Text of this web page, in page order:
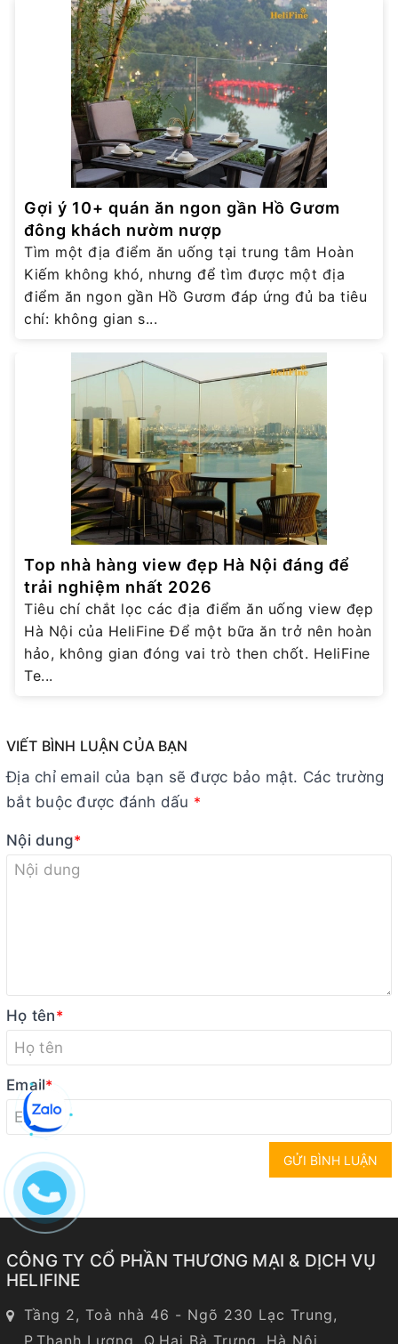
Gợi ý 10+ quán ăn ngon gần Hồ Gươm
đông khách nườm nượp
Tìm một địa điểm ăn uống tại trung tâm Hoàn
Kiếm không khó, nhưng để tìm được một địa
điểm ăn ngon gần Hồ Gươm đáp ứng đủ ba tiêu
chí: không gian s...
Top nhà hàng view đẹp Hà Nội đáng để
trải nghiệm nhất 2026
Tiêu chí chắt lọc các địa điểm ăn uống view đẹp
Hà Nội của HeliFine Để một bữa ăn trở nên hoàn
hảo, không gian đóng vai trò then chốt. HeliFine
Te...
VIẾT BÌNH LUẬN CỦA BẠN
Địa chỉ email của bạn sẽ được bảo mật. Các trường
bắt buộc được đánh dấu *
Nội dung*
Họ tên*
Email*
GỬI BÌNH LUẬN
CÔNG TY CỔ PHẦN THƯƠNG MẠI & DỊCH VỤ
HELIFINE
Tầng 2, Toà nhà 46 - Ngõ 230 Lạc Trung,